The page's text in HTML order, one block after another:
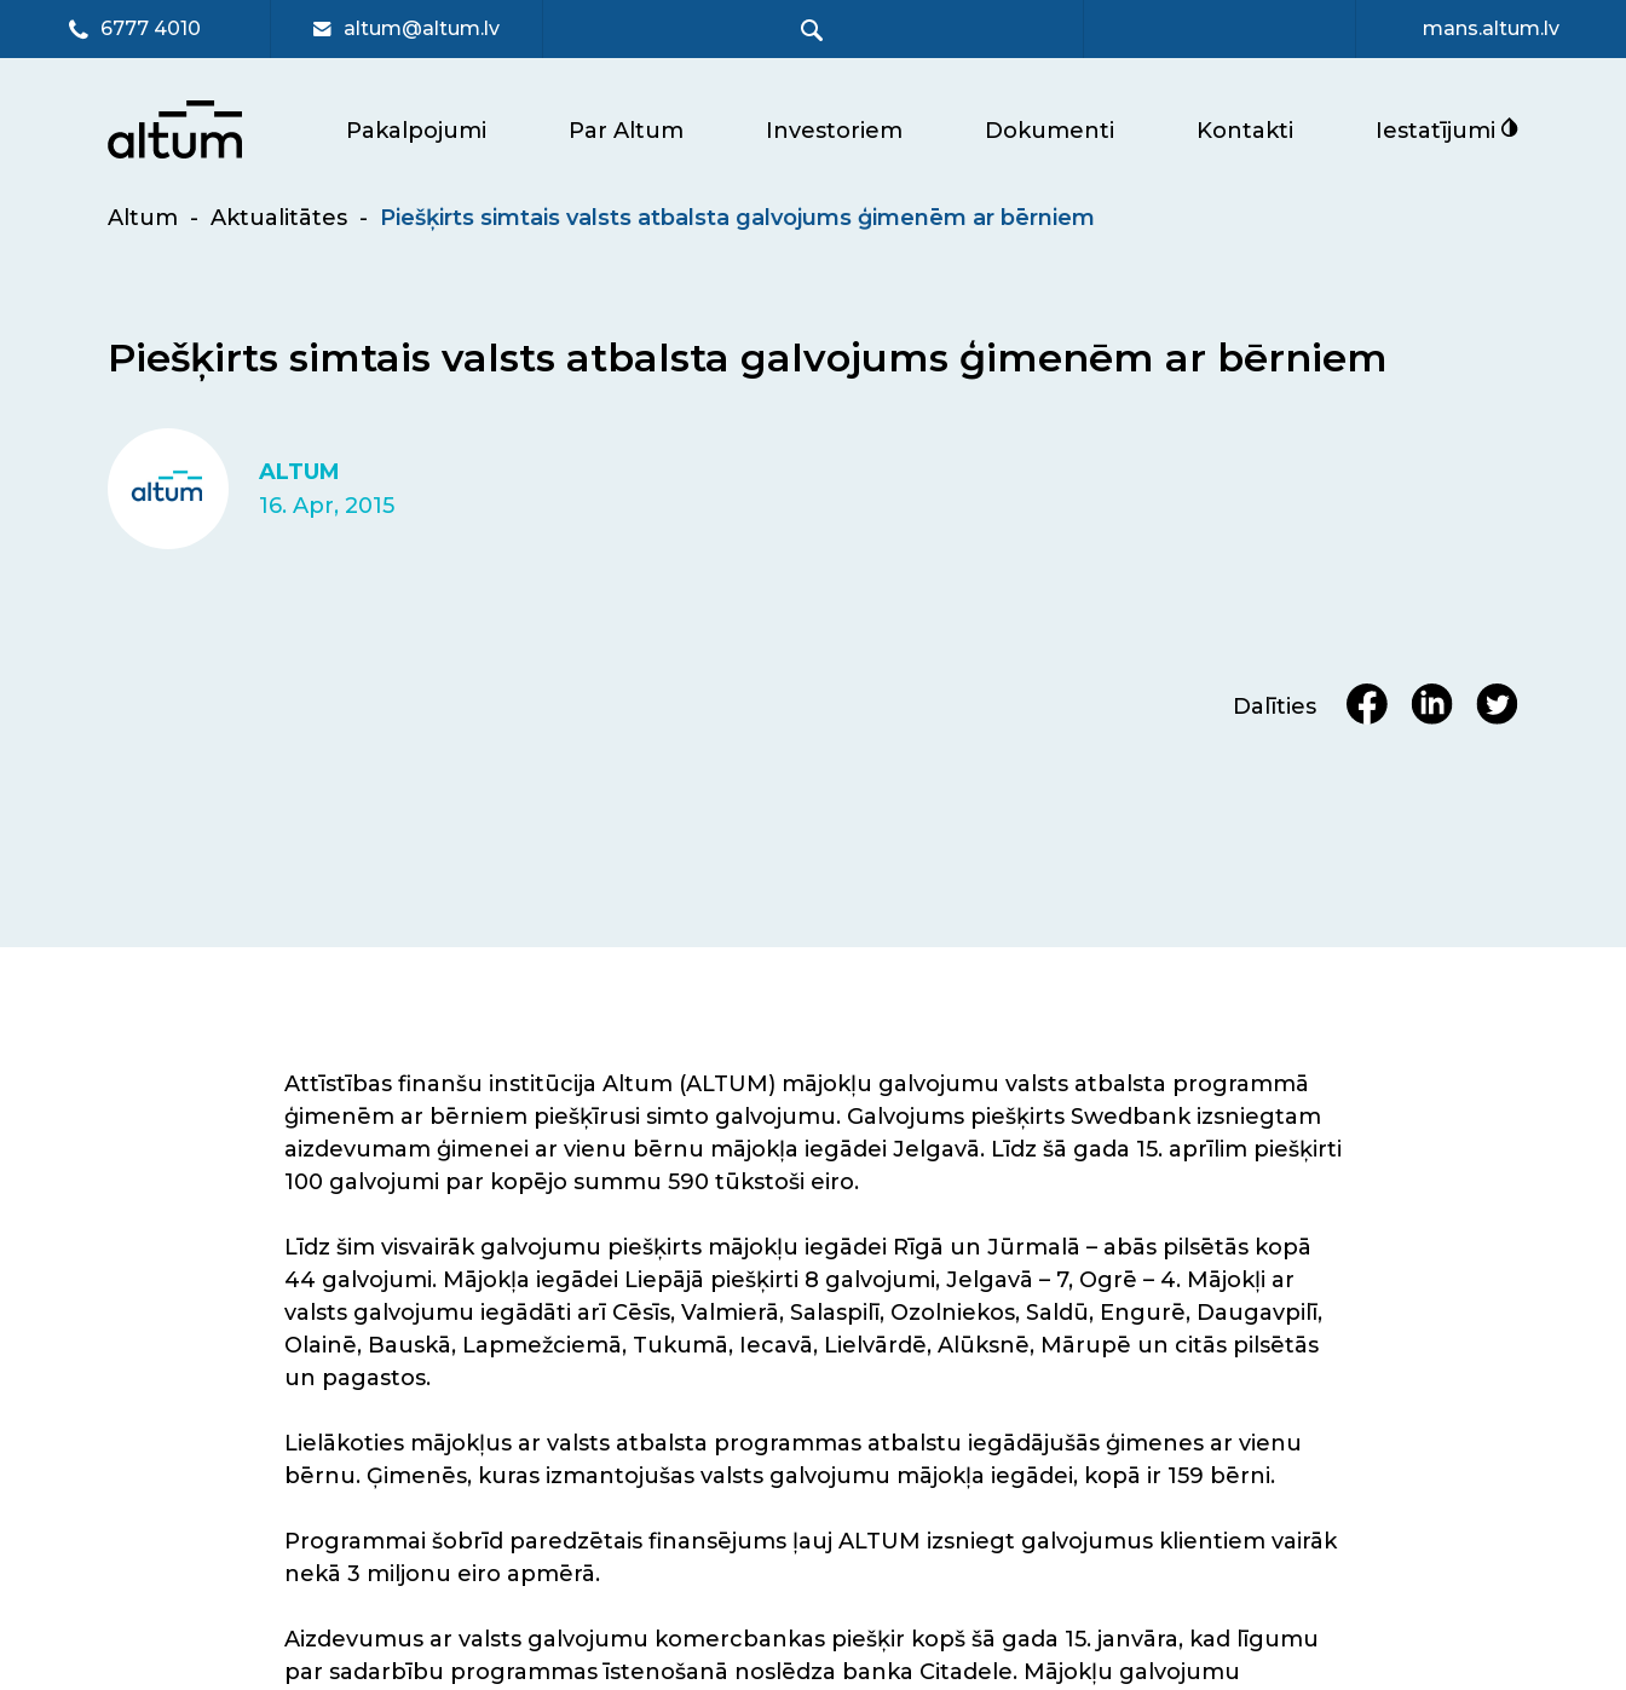
6777 4010 altum@altum.lv mans.altum.lv
Pakalpojumi Par Altum Investoriem Dokumenti Kontakti Iestatījumi
Altum - Aktualitātes - Piešķirts simtais valsts atbalsta galvojums ģimenēm ar bērniem
Piešķirts simtais valsts atbalsta galvojums ģimenēm ar bērniem
ALTUM
16. Apr, 2015
Dalīties
Attīstības finanšu institūcija Altum (ALTUM) mājokļu galvojumu valsts atbalsta programmā
ģimenēm ar bērniem piešķīrusi simto galvojumu. Galvojums piešķirts Swedbank izsniegtam
aizdevumam ģimenei ar vienu bērnu mājokļa iegādei Jelgavā. Līdz šā gada 15. aprīlim piešķirti
100 galvojumi par kopējo summu 590 tūkstoši eiro.
Līdz šim visvairāk galvojumu piešķirts mājokļu iegādei Rīgā un Jūrmalā – abās pilsētās kopā
44 galvojumi. Mājokļa iegādei Liepājā piešķirti 8 galvojumi, Jelgavā – 7, Ogrē – 4. Mājokļi ar
valsts galvojumu iegādāti arī Cēsīs, Valmierā, Salaspilī, Ozolniekos, Saldū, Engurē, Daugavpilī,
Olainē, Bauskā, Lapmežciemā, Tukumā, Iecavā, Lielvārdē, Alūksnē, Mārupē un citās pilsētās
un pagastos.
Lielākoties mājokļus ar valsts atbalsta programmas atbalstu iegādājušās ģimenes ar vienu
bērnu. Ģimenēs, kuras izmantojušas valsts galvojumu mājokļa iegādei, kopā ir 159 bērni.
Programmai šobrīd paredzētais finansējums ļauj ALTUM izsniegt galvojumus klientiem vairāk
nekā 3 miljonu eiro apmērā.
Aizdevumus ar valsts galvojumu komercbankas piešķir kopš šā gada 15. janvāra, kad līgumu
par sadarbību programmas īstenošanā noslēdza banka Citadele. Mājokļu galvojumu